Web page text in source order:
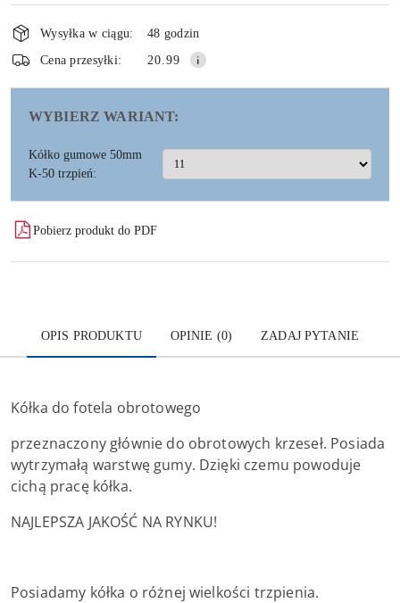
Wyślij
Dostępność
i
dostawa
Wysyłka w ciągu:
48 godzin
Cena przesyłki:
20.99
WYBIERZ WARIANT:
Kółko gumowe 50mm
K-50 trzpień:
Pobierz produkt do PDF
OPIS PRODUKTU OPINIE (0) ZADAJ PYTANIE
Kółka do fotela obrotowego
przeznaczony głównie do obrotowych krzeseł. Posiada
wytrzymałą warstwę gumy. Dzięki czemu powoduje
cichą pracę kółka.
NAJLEPSZA JAKOŚĆ NA RYNKU!
Posiadamy kółka o różnej wielkości trzpienia.